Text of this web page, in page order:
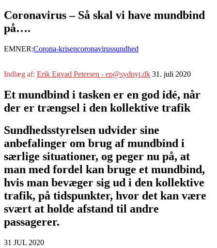
Coronavirus – Så skal vi have mundbind
på….
EMNER:Corona-krisencoronavirussundhed
Indlæg af: Erik Egvad Petersen - ep@sydnyt.dk 31. juli 2020
Et mundbind i tasken er en god idé, når
der er trængsel i den kollektive trafik
Sundhedsstyrelsen udvider sine
anbefalinger om brug af mundbind i
særlige situationer, og peger nu på, at
man med fordel kan bruge et mundbind,
hvis man bevæger sig ud i den kollektive
trafik, på tidspunkter, hvor det kan være
svært at holde afstand til andre
passagerer.
31 JUL 2020